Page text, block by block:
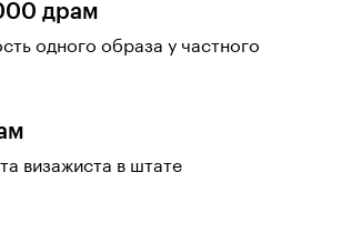
драм
одного образа у частного
визажиста в штате